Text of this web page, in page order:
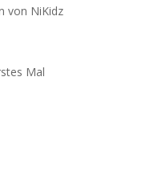
von NiKidz
Mal